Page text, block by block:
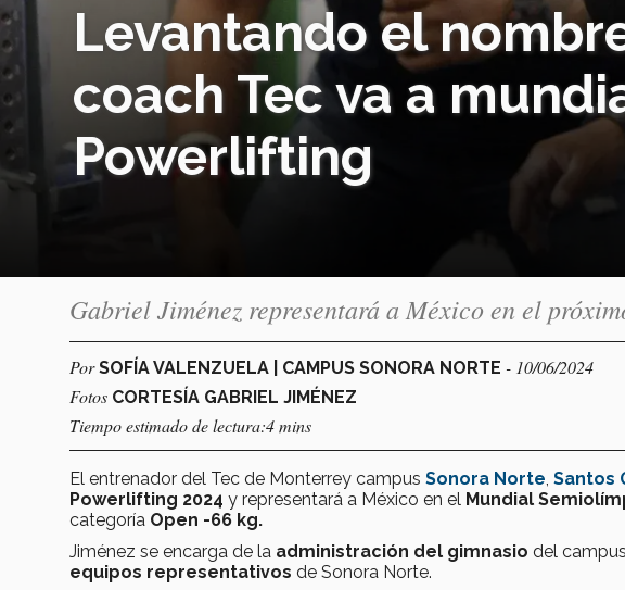
Levantando el
coach Tec va a
Powerlifting
Gabriel Jiménez representará a México en el
PorSOFÍA VALENZUELA | CAMPUS SONORA NORTE - 10/06/2024
Fotos CORTESÍA GABRIEL JIMÉNEZ
Tiempo estimado de lectura:4 mins
El entrenador del Tec de Monterrey campus Sonora Norte Santos
Powerlifting 2024 y representará a México en el Mundial
categoría Open -66 kg.
Jiménez se encarga de la administración del gimnasio del
equipos representativos de Sonora Norte.